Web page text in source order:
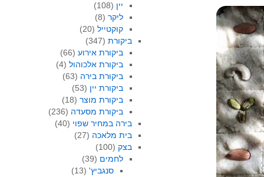
יין (108)
ליקר (8)
קוקטייל (20)
ביקורת(347)
ביקורת אירוע (66)
ביקורת אלכוהול (4)
ביקורת בירה (63)
ביקורת יין (53)
ביקורת מוצר (18)
ביקורת מסעדה (236)
בירה במחיר שפוי (40)
בית מלאכה (27)
בצק(100)
לחמים (39)
סנגביץ'(13)